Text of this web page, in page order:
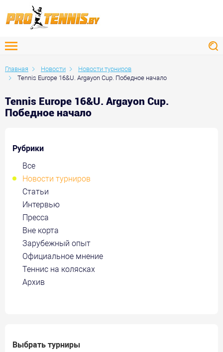
Главная Новости
Новости турниров
Tennis Europe 16&U. Argayon Cup. Победное начало
Tennis Europe 16&U. Argayon Cup.
Победное начало
Рубрики
Все
Новости турниров
Статьи
Интервью
Пресса
Вне корта
Зарубежный опыт
Официальное мнение
Теннис на колясках
Архив
Выбрать турниры